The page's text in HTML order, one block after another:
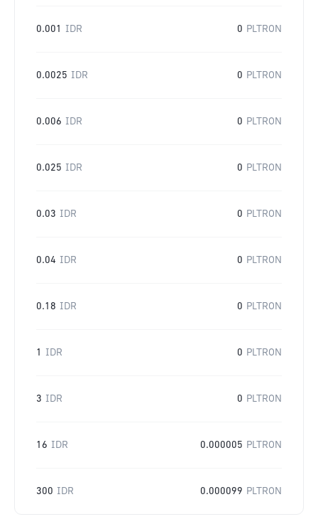
0.001 IDR 0 PLTRON
0.0025 IDR 0 PLTRON
0.006 IDR 0 PLTRON
0.025 IDR 0 PLTRON
0.03 IDR 0 PLTRON
0.04 IDR 0 PLTRON
0.18 IDR 0 PLTRON
1 IDR 0 PLTRON
3 IDR 0 PLTRON
16 IDR 0.000005 PLTRON
300 IDR 0.000099 PLTRON